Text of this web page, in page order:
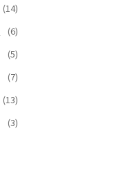
(14)
(6)
(5)
(7)
(13)
(3)